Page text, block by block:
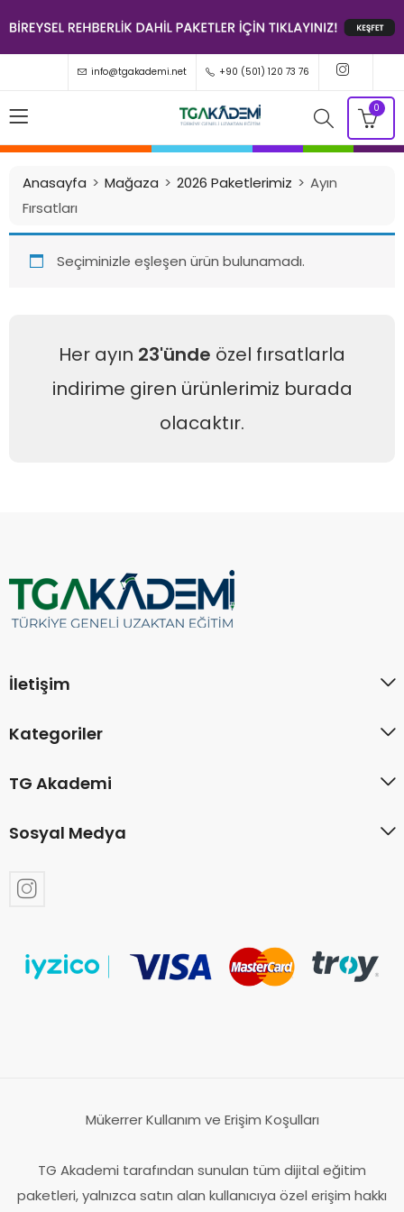
info@tgakademi.net +90 (501) 120 73 76
0
Anasayfa Mağaza 2026 Paketlerimiz
Ayın
Fırsatları
Seçiminizle eşleşen ürün bulunamadı.
Her ayın 23'ünde özel fırsatlarla
indirime giren ürünlerimiz burada
olacaktır.
İletişim
Kategoriler
TG Akademi
Sosyal Medya
Mükerrer Kullanım ve Erişim Koşulları
TG Akademi tarafından sunulan tüm dijital eğitim
paketleri, yalnızca satın alan kullanıcıya özel erişim hakkı